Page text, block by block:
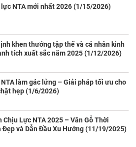
NTA mới nhất 2026 (1/15/2026)
khen thưởng tập thể và cá nhân kinh
tích xuất sắc năm 2025 (1/12/2026)
làm gác lửng – Giải pháp tối ưu cho
hẹp (1/6/2026)
Chịu Lực NTA 2025 – Vân Gỗ Thời
Đẹp và Dẫn Đầu Xu Hướng (11/19/2025)